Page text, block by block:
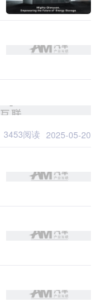
3453阅读 2025-05-20